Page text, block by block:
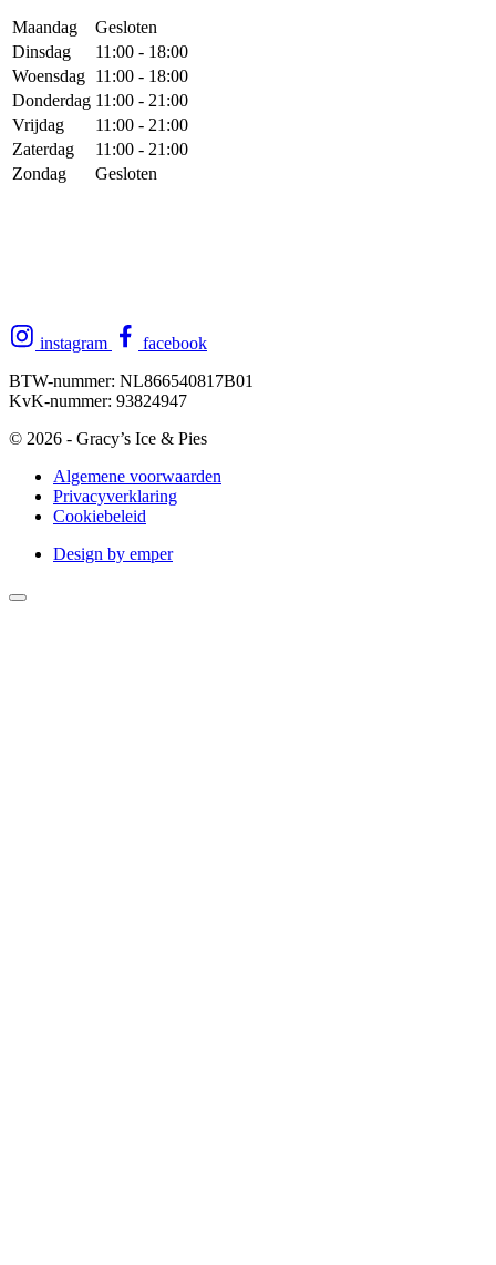
Maandag
Gesloten
Dinsdag
11:00 - 18:00
Woensdag 11:00 - 18:00
Donderdag 11:00 - 21:00
Vrijdag
11:00 - 21:00
Zaterdag
11:00 - 21:00
Zondag
Gesloten
instagram
facebook
BTW-nummer: NL866540817B01
KvK-nummer: 93824947
© 2026 - Gracy’s Ice & Pies
Algemene voorwaarden
Privacyverklaring
Cookiebeleid
Design by emper